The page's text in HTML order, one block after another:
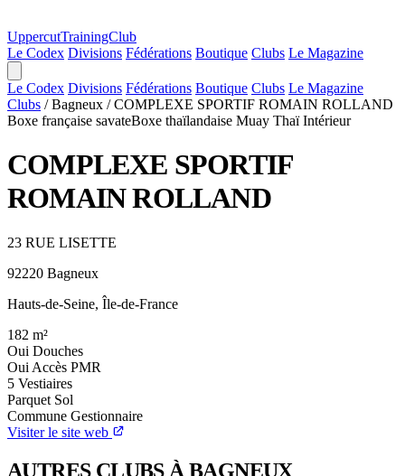
UppercutTrainingClub
Le Codex Divisions Fédérations Boutique Clubs Le Magazine
Le Codex Divisions Fédérations Boutique Clubs Le Magazine
Clubs / Bagneux / COMPLEXE SPORTIF ROMAIN ROLLAND
Boxe française savateBoxe thaïlandaise Muay Thaï Intérieur
COMPLEXE SPORTIF
ROMAIN ROLLAND
23 RUE LISETTE
92220 Bagneux
Hauts-de-Seine, Île-de-France
182 m²
Oui Douches
Oui Accès PMR
5 Vestiaires
Parquet Sol
Commune Gestionnaire
Visiter le site web
AUTRES CLUBS À BAGNEUX